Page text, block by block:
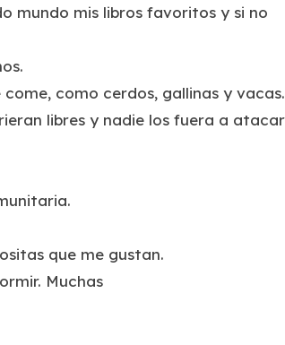
mundo mis libros favoritos y si no
como cerdos, gallinas y vacas.
libres y nadie los fuera a atacar
que me gustan.
Muchas